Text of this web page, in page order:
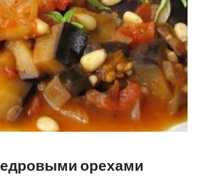
орехами